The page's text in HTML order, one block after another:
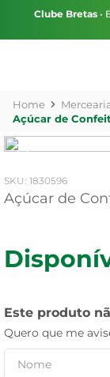
Clube Bretas •
Açúcar de
: 1830596
Açúcar de
Este produto
Quero que me